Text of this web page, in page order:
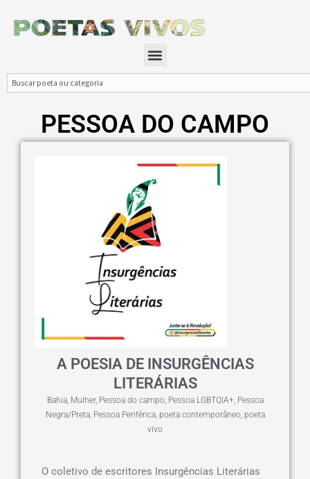
para
Menu
Search
PESSOA DO CAMPO
A POESIA DE INSURGÊNCIAS
LITERÁRIAS
Bahia, Mulher, Pessoa do campo, Pessoa LGBTQIA+, Pessoa
Negra/Preta, Pessoa Periférica, poeta contemporâneo, poeta
vivo
O coletivo de escritores Insurgências Literárias